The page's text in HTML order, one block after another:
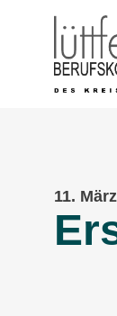
11.